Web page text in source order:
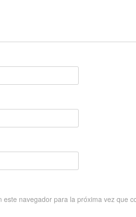
navegador para la próxima vez que